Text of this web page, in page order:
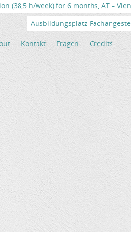
h/week) for 6 months, AT –
Ausbildungsplatz
Kontakt Fragen Credits